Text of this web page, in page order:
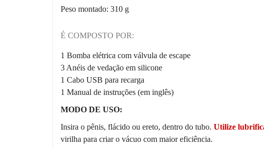
Peso montado: 310 g
É COMPOSTO POR:
1 Bomba elétrica com válvula de escape
3 Anéis de vedação em silicone
1 Cabo USB para recarga
1 Manual de instruções (em inglês)
MODO DE USO:
Insira o pênis, flácido ou ereto, dentro do tubo. Utilize
virilha para criar o vácuo com maior eficiência.